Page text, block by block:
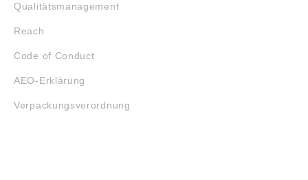
Qualitätsmanagement
Reach
Code of Conduct
AEO-Erklärung
Verpackungsverordnung